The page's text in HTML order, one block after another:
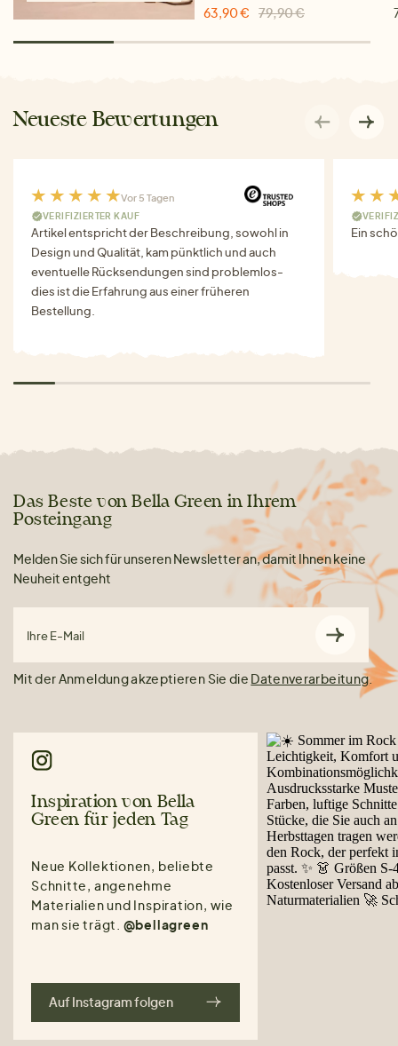
63,90 €
79,90 €
Neueste Bewertungen
Vor 5 Tagen
VERIFIZIERTER KAUF
Artikel entspricht der Beschreibung, sowohl in
Design und Qualität, kam pünktlich und auch
eventuelle Rücksendungen sind problemlos-
dies ist die Erfahrung aus einer früheren
Bestellung.
Ein
Das Beste von Bella Green in Ihrem
Posteingang
Melden Sie sich für unseren Newsletter an, damit Ihnen keine
Neuheit entgeht
Ihre E-Mail
Mit der Anmeldung akzeptieren Sie die Datenverarbeitung.
Inspiration von Bella
Green für jeden Tag
Neue Kollektionen, beliebte
Schnitte, angenehme
Materialien und Inspiration, wie
man sie trägt. @bellagreen
Auf Instagram folgen